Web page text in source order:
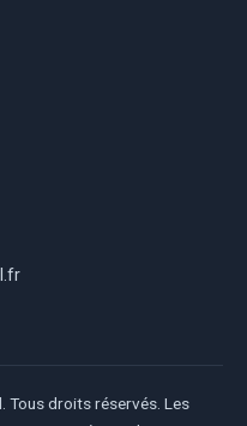
Tous droits réservés. Les